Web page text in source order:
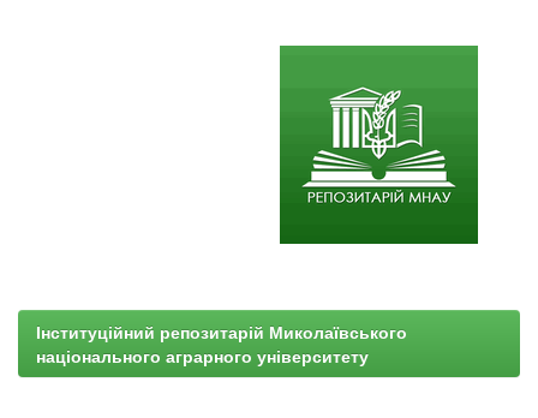
Інституційний репозитарій Миколаївського
національного аграрного університету